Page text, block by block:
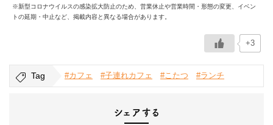
※新型コロナウイルスの感染拡大防止のため、営業休止や営業時間・形態の変更、イベン
トの延期・中止など、掲載内容と異なる場合があります。
+3
Tag #カフェ #子連れカフェ #こたつ #ランチ
シェアする